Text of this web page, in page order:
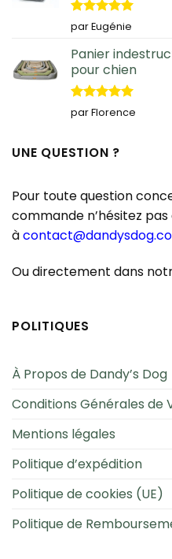
Note5sur
5
par Eugénie
Panier
pour chien
Note5sur
5
par Florence
UNE QUESTION ?
Pour toute question
commande n’hésitez
à
Ou directement dans
POLITIQUES
À Propos de Dandy’s Dog
Conditions Générales de
Mentions légales
Politique d’expédition
Politique de cookies (UE)
Politique de